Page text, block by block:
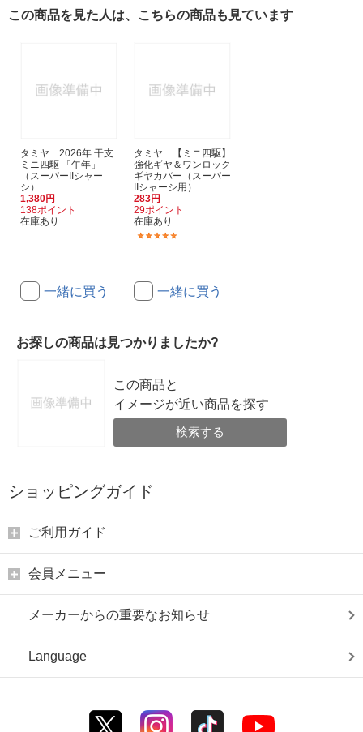
この商品を見た人は、こちらの商品も見ています
タミヤ 2026年 干支
ミニ四駆 「午年」
（スーパーIIシャー
シ）
1,380円
138ポイント
在庫あり
一緒に買う
タミヤ 【ミニ四駆】
強化ギヤ＆ワンロック
ギヤカバー（スーパー
IIシャーシ用）
283円
29ポイント
在庫あり
一緒に買う
お探しの商品は見つかりましたか?
この商品と
イメージが近い商品を探す
検索する
ショッピングガイド
ご利用ガイド
会員メニュー
メーカーからの重要なお知らせ
Language